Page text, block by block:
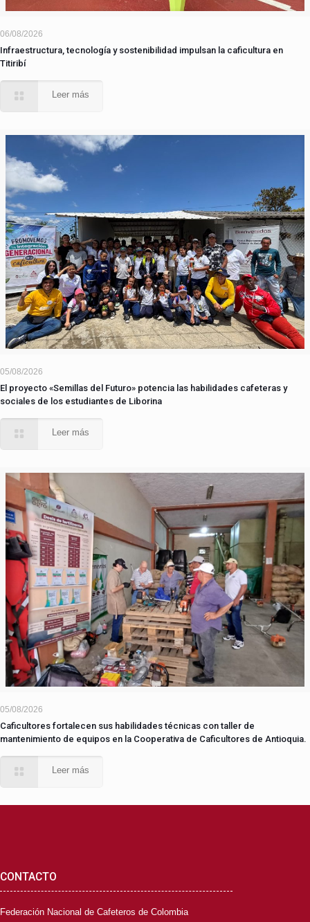
06/08/2026
Infraestructura, tecnología y sostenibilidad impulsan la caficultura en
Titiribí
Leer más
05/08/2026
El proyecto «Semillas del Futuro» potencia las habilidades cafeteras y
sociales de los estudiantes de Liborina
Leer más
05/08/2026
Caficultores fortalecen sus habilidades técnicas con taller de
mantenimiento de equipos en la Cooperativa de Caficultores de Antioquia.
Leer más
CONTACTO
Federación Nacional de Cafeteros de Colombia